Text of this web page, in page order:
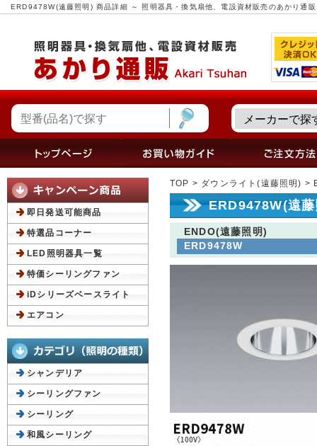
ERD9478W(遠藤照明) 商品詳細 ～ 照明器具・換気扇他、電設資材販売のあかり通販
TOP > ダウンライト(遠藤照明) >
ERD9478W(遠
ENDO(遠藤照明)
ERD9478W
即日発送可能商品
特選品コーナー
LED照明器具一覧
特価シーリングファン
iDシリーズベースライト
エアコン
シャンデリア
シーリングファン
シーリング
和風シーリング